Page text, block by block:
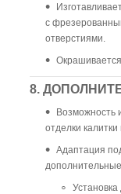
с
отверстиями.
8.
Возможность
отделки калитки
Адаптация